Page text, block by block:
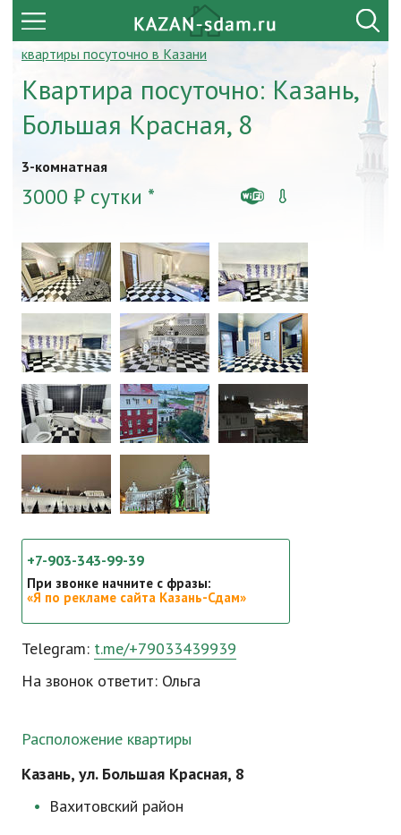
квартиры посуточно в Казани
Квартира посуточно: Казань,
Большая Красная, 8
3-комнатная
3000 ₽ сутки *
+7-903-343-99-39
При звонке начните с фразы:
«Я по рекламе сайта Казань-Сдам»
Telegram: t.me/+79033439939
На звонок ответит: Ольга
Расположение квартиры
Казань, ул. Большая Красная, 8
Вахитовский район